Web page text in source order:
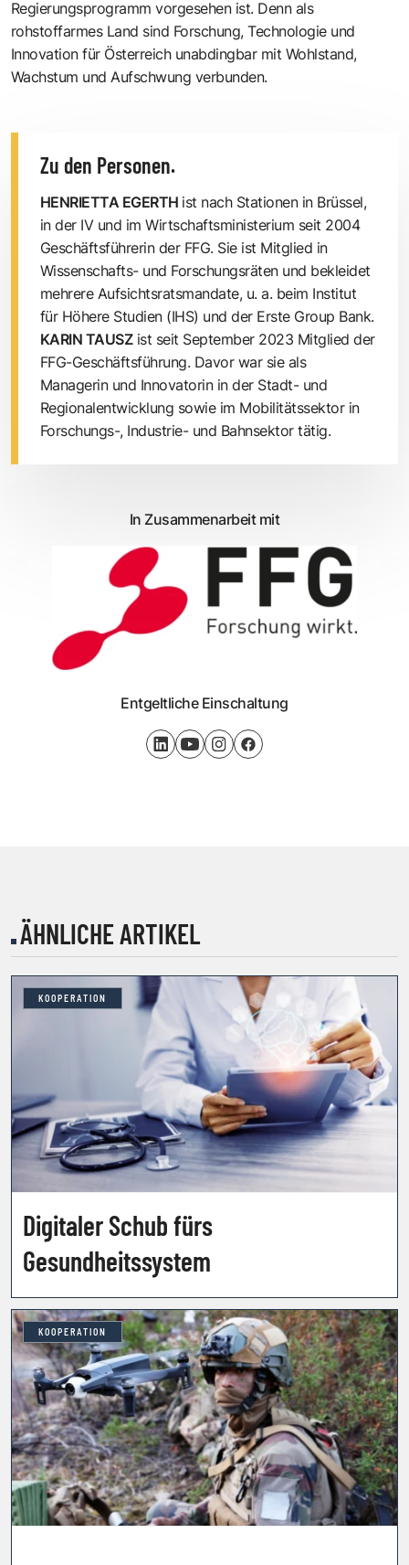
Regierungsprogramm vorgesehen ist. Denn als
rohstoffarmes Land sind Forschung, Technologie und
Innovation für Österreich unabdingbar mit Wohlstand,
Wachstum und Aufschwung verbunden.
Zu den Personen.
HENRIETTA EGERTH ist nach Stationen in Brüssel,
in der IV und im Wirtschaftsministerium seit 2004
Geschäftsführerin der FFG. Sie ist Mitglied in
Wissenschafts- und Forschungsräten und bekleidet
mehrere Aufsichtsratsmandate, u. a. beim Institut
für Höhere Studien (IHS) und der Erste Group Bank.
KARIN TAUSZist seit September 2023 Mitglied der
FFG-Geschäftsführung. Davor war sie als
Managerin und Innovatorin in der Stadt- und
Regionalentwicklung sowie im Mobilitätssektor in
Forschungs-, Industrie- und Bahnsektor tätig.
In Zusammenarbeit mit
Entgeltliche Einschaltung
ÄHNLICHE ARTIKEL
KOOPERATION
Digitaler Schub fürs
Gesundheitssystem
KOOPERATION